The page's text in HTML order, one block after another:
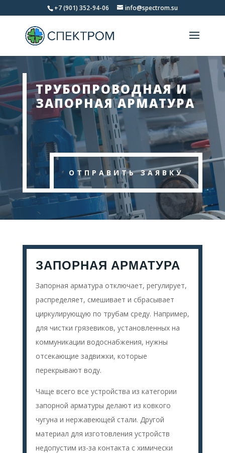
+7 (901) 352-94-06 info@spectrom.su
ТРУБОПРОВОДНАЯ И
ЗАПОРНАЯ АРМАТУРА
ОТПРАВИТЬ ЗАЯВКУ
ЗАПОРНАЯ АРМАТУРА
Запорная арматура отключает, регулирует,
распределяет, смешивает и сбрасывает
циркулирующую по трубам среду. Например,
для чистки грязевиков, установленных на
коммуникации водоснабжения, нужны
отсекающие задвижки, которые
перекрывают воду.
Чаще всего все устройства из категории
запорной арматуры делают из ковкого
чугуна и нержавеющей стали. Другой
материал для изготовления устройств
недопустим из-за контакта с химически